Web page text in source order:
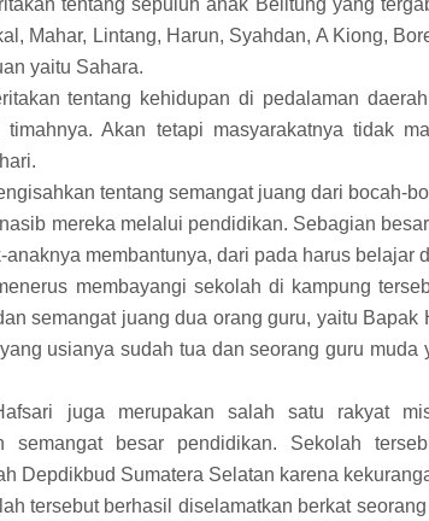
tentang sepuluh anak Belitung yang
Mahar, Lintang, Harun, Syahdan, A Kiong,
yaitu Sahara.
tentang kehidupan di pedalaman
Akan tetapi masyarakatnya tidak
tentang semangat juang dari bocah-
mereka melalui pendidikan. Sebagian
membantunya, dari pada harus belajar
membayangi sekolah di kampung
semangat juang dua orang guru, yaitu Bapak
usianya sudah tua dan seorang guru muda
juga merupakan salah satu rakyat
semangat besar pendidikan. Sekolah
Depdikbud Sumatera Selatan karena
tersebut berhasil diselamatkan berkat